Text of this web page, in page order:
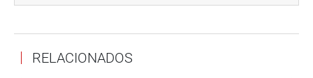
solución de problemas de filiación en general cuando sea
adolescentes y adultos.
RELACIONADOS